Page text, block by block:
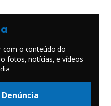
com o conteúdo do
fotos, notícias, e vídeos
Denúncia